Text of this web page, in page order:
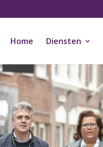
Home Diensten